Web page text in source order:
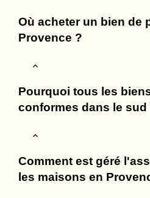
Où acheter un bien de
Provence ?
Pourquoi tous les
conformes dans le sud
Comment est géré
les maisons en